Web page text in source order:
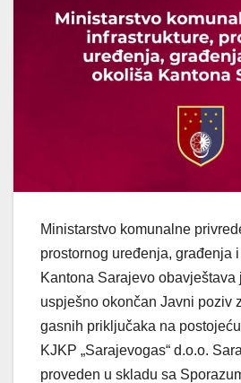
Ministarstvo komunalne
prostornog uređenja, građenja
Kantona Sarajevo obavještava
uspješno okončan Javni poziv
gasnih priključaka na
KJKP „Sarajevogas“ d.o.o.
proveden u skladu sa